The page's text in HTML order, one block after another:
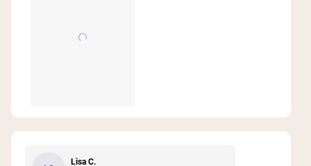
Lisa C.